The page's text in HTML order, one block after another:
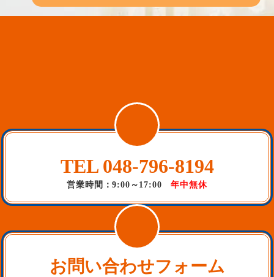
TEL 048-796-8194
営業時間：9:00～17:00年中無休
お問い合わせフォーム